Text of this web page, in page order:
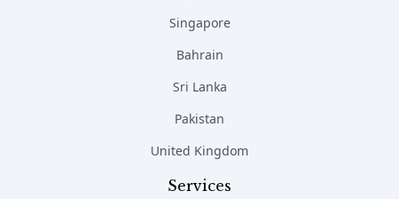
Singapore
Bahrain
Sri Lanka
Pakistan
United Kingdom
Services